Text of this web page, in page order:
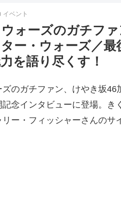
イベント
ォーズのガチフ
ー・ウォーズ／
を語り尽くす！
ズのガチファン、けやき坂
記念インタビューに登場。
ー・フィッシャーさんのサ